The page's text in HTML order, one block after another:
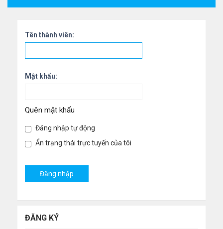
Tên thành viên:
Mật khẩu:
Quên mật khẩu
Đăng nhập tự động
Ẩn trạng thái trực tuyến của tôi
ĐĂNG KÝ